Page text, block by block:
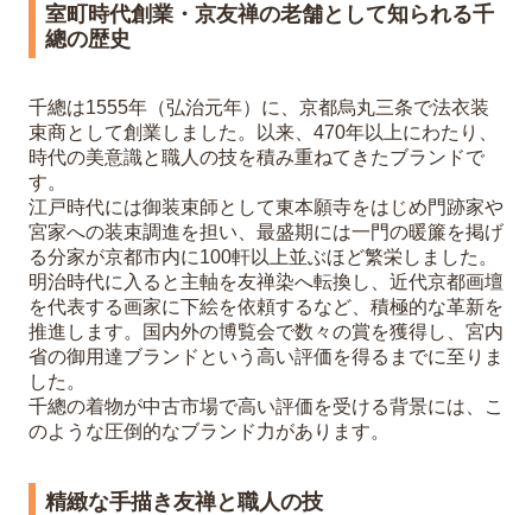
室町時代創業・京友禅の老舗として知られる千
總の歴史
千總は1555年（弘治元年）に、京都烏丸三条で法衣装
束商として創業しました。以来、470年以上にわたり、
時代の美意識と職人の技を積み重ねてきたブランドで
す。
江戸時代には御装束師として東本願寺をはじめ門跡家や
宮家への装束調進を担い、最盛期には一門の暖簾を掲げ
る分家が京都市内に100軒以上並ぶほど繁栄しました。
明治時代に入ると主軸を友禅染へ転換し、近代京都画壇
を代表する画家に下絵を依頼するなど、積極的な革新を
推進します。国内外の博覧会で数々の賞を獲得し、宮内
省の御用達ブランドという高い評価を得るまでに至りま
した。
千總の着物が中古市場で高い評価を受ける背景には、こ
のような圧倒的なブランド力があります。
精緻な手描き友禅と職人の技